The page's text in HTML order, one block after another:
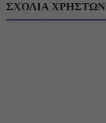
ΣΧΟΛΙΑ ΧΡΗΣΤΩΝ